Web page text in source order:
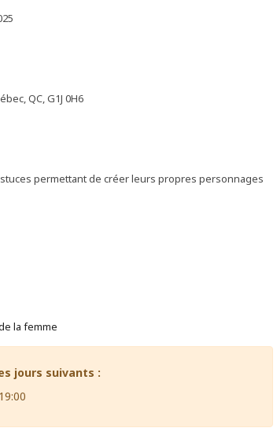
QC, G1J 0H6
permettant de créer leurs propres personnages
la femme
jours suivants :